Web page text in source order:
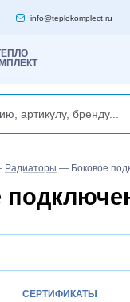
info@teplokomplect.ru
Радиаторы — Боковое
СЕРТИФИКАТЫ